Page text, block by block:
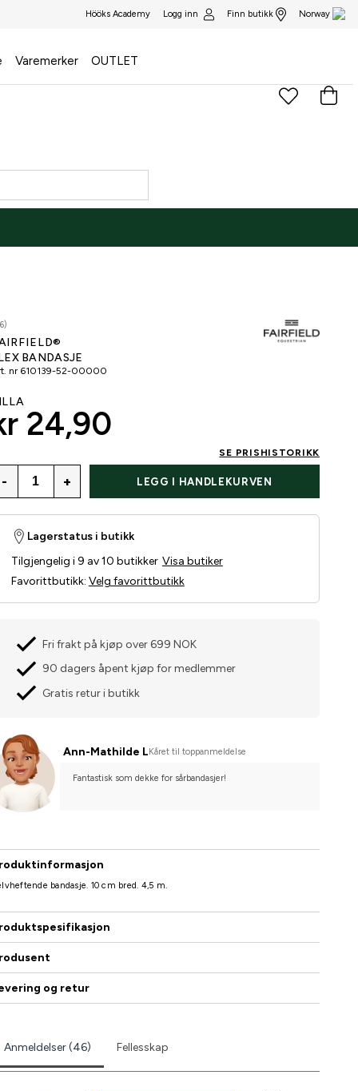
Hööks Academy Logg inn Finn butikk Norway
Varemerker OUTLET
BANDASJE
nr 610139-52-00000
24,90
SE PRISHISTORIKK
- + LEGG I HANDLEKURVEN
Lagerstatus i butikk
Tilgjengelig i 9 av 10 butikker Visa butiker
Favorittbutikk: Velg favorittbutikk
Fri frakt på kjøp over 699 NOK
90 dagers åpent kjøp for medlemmer
Gratis retur i butikk
Ann-Mathilde LKåret til toppanmeldelse
Fantastisk som dekke for sårbandasjer!
bandasje. 10 cm bred. 4,5 m.
og retur
Anmeldelser (46) Fellesskap